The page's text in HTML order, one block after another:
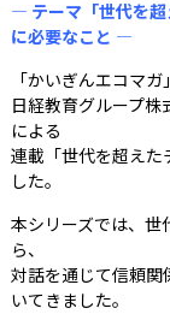
― テーマ「世代を
に必要なこと ―
「かいぎんエコマガ
日経教育グループ株
による
連載「世代を超えた
した。
本シリーズでは、世
ら、
対話を通じて信頼関
いてきました。